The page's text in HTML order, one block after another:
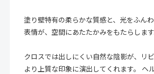
塗り壁特有の柔らかな質感と、光をふん
表情が、空間にあたたかみをもたらします
クロスでは出しにくい自然な陰影が、リ
より上質な印象に演出してくれます。 ヘ